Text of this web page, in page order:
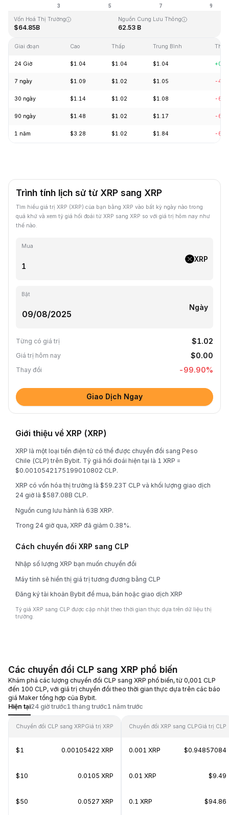
Vốn Hoá Thị Trường
$64.85B
Nguồn Cung Lưu Thông
62.53 B
Giai đoạn Cao Thấp Trung Bình Thay
24 Giờ $1.04 $1.04 $1.04
7 ngày $1.09 $1.02 $1.05 -
30 ngày $1.14 $1.02 $1.08 -
90 ngày $1.48 $1.02 $1.17 -
1 năm $3.28 $1.02 $1.84 -
Trình tính lịch sử từ XRP sang XRP
Tìm hiểu giá trị XRP (XRP) của bạn bằng XRP vào bất kỳ ngày nào trong
quá khứ và xem tỷ giá hối đoái từ XRP sang XRP so với giá trị hôm nay như
thế nào.
Mua
XRP
Bật
Ngày
Từng có giá trị $1.02
Giá trị hôm nay $0.00
Thay đổi -99.90%
Giao Dịch Ngay
Giới thiệu về XRP (XRP)
XRP là một loại tiền điện tử có thể được chuyển đổi sang Peso
Chile (CLP) trên Bybit. Tỷ giá hối đoái hiện tại là 1 XRP =
$0.0010542175199010802 CLP.
XRP có vốn hóa thị trường là $59.23T CLP và khối lượng giao dịch
24 giờ là $587.08B CLP.
Nguồn cung lưu hành là 63B XRP.
Trong 24 giờ qua, XRP đã giảm 0.38%.
Cách chuyển đổi XRP sang CLP
Nhập số lượng XRP bạn muốn chuyển đổi
Máy tính sẽ hiển thị giá trị tương đương bằng CLP
Đăng ký tài khoản Bybit để mua, bán hoặc giao dịch XRP
Tỷ giá XRP sang CLP được cập nhật theo thời gian thực dựa trên dữ liệu thị
trường.
Các chuyển đổi CLP sang XRP phổ biến
Khám phá các lượng chuyển đổi CLP sang XRP phổ biến, từ 0,001 CLP
đến 100 CLP, với giá trị chuyển đổi theo thời gian thực dựa trên các báo
giá Maker tổng hợp của Bybit.
Hiện tại24 giờ trước1 tháng trước1 năm trước
Chuyển đổi CLP sang XRPGiá trị XRP
$1 0.00105422 XRP
$10 0.0105 XRP
$50 0.0527 XRP
Chuyển đổi XRP sang CLPGiá trị CLP
0.001 XRP $0.94857084
0.01 XRP $9.49
0.1 XRP $94.86